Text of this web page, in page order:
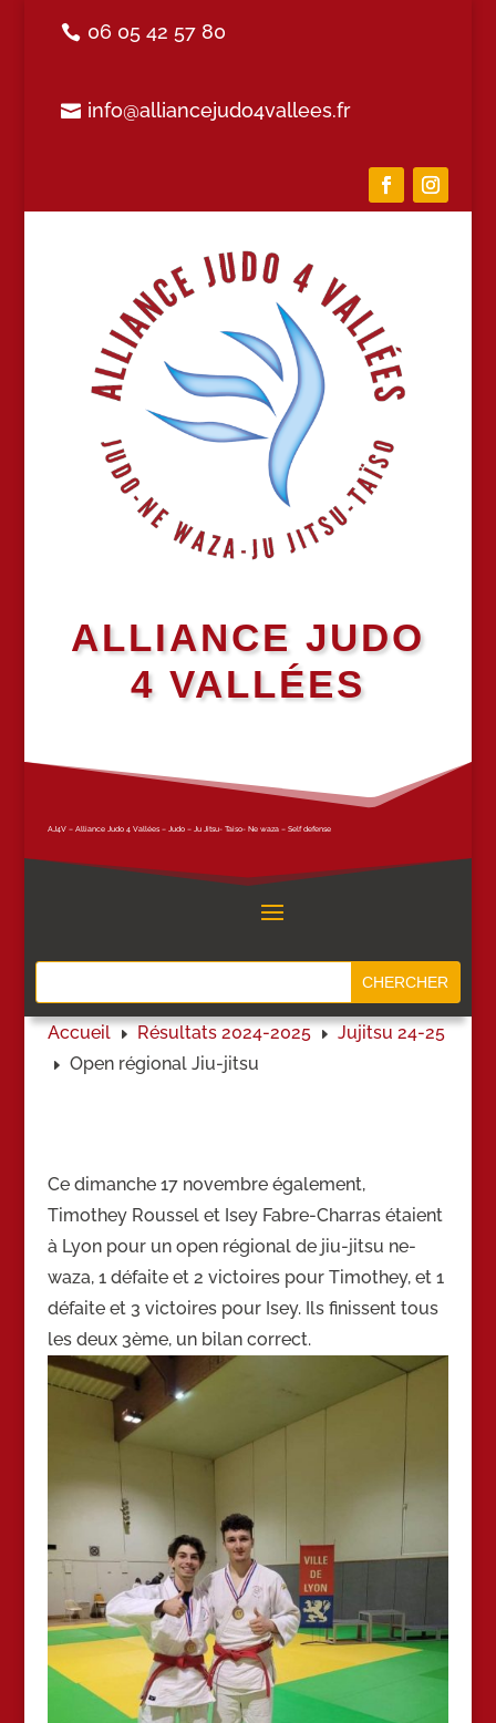
06 05 42 57 80
info@alliancejudo4vallees.fr
ALLIANCE JUDO
4 VALLÉES
AJ4V – Alliance Judo 4 Vallées – Judo – Ju Jitsu- Taiso- Ne waza – Self defense
Accueil E Résultats 2024-2025 E Jujitsu 24-25
E Open régional Jiu-jitsu
Ce dimanche 17 novembre également,
Timothey Roussel et Isey Fabre-Charras étaient
à Lyon pour un open régional de jiu-jitsu ne-
waza, 1 défaite et 2 victoires pour Timothey, et 1
défaite et 3 victoires pour Isey. Ils finissent tous
les deux 3ème, un bilan correct.